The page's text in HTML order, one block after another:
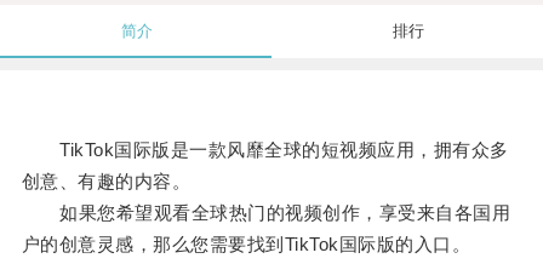
简介 排行
TikTok国际版是一款风靡全球的短视频应用，拥有众多
创意、有趣的内容。
如果您希望观看全球热门的视频创作，享受来自各国用
户的创意灵感，那么您需要找到TikTok国际版的入口。